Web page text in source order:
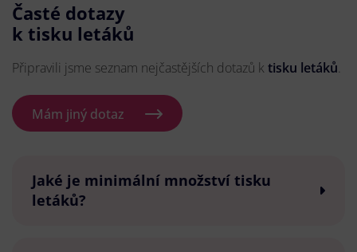
Časté dotazy
k tisku letáků
Připravili jsme seznam nejčastějších dotazů k tisku letáků.
Mám jiný dotaz
Jaké je minimální množství tisku
letáků?